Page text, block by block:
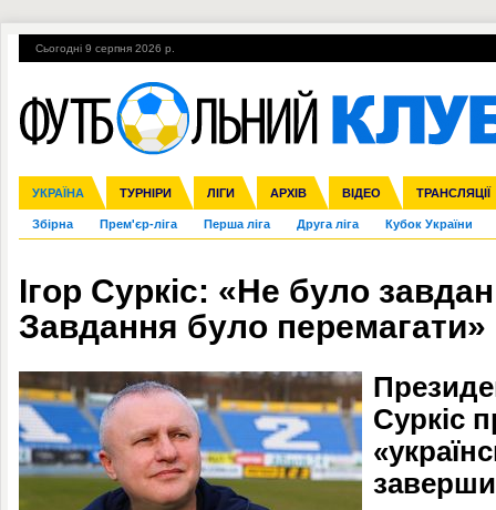
Сьогодні 9 серпня 2026 р.
УКРАЇНА ТУРНІРИ ЛІГИ АРХІВ ВІДЕО ТРАНСЛЯЦІЇ
Збірна Прем'єр-ліга Перша ліга Друга ліга Кубок України
Ліга чемпіонів Ліга Європи Міжнародні Ліга націй Ліга
Англія Іспанія Італія Німеччина Франція Інші
ЧС-2014 ЄВРО-2016 Росія Кубок конфедерацій ЧЄ-2015 (U-
Гарячі теми УПЛ, 2-й тур ВІЙНА УПЛ-ПЕРЕХОДИ
Ігор Суркіс: «Не було
Завдання було перемагати»
Суркіс